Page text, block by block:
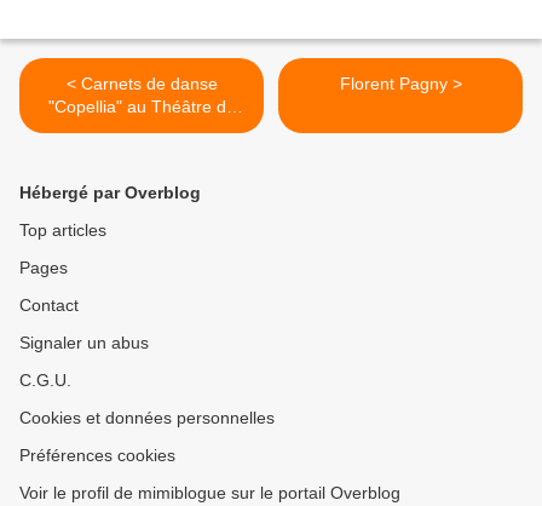
< Carnets de danse
"Copellia" au Théâtre du
Capitole
Florent Pagny >
Hébergé par Overblog
Top articles
Pages
Contact
Signaler un abus
C.G.U.
Cookies et données personnelles
Préférences cookies
Voir le profil de mimiblogue sur le portail Overblog